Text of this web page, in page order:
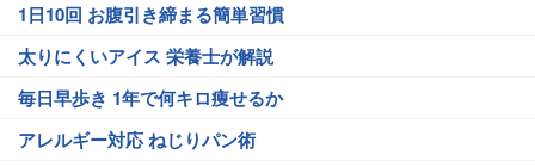
1日10回 お腹引き締まる簡単習慣
太りにくいアイス 栄養士が解説
毎日早歩き 1年で何キロ痩せるか
アレルギー対応 ねじりパン術